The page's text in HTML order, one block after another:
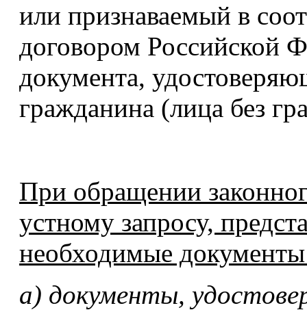
или признаваемый в
договором Российской
документа,
гражданина (лица без
При обращении
устному запросу,
необходимые
а) документы,